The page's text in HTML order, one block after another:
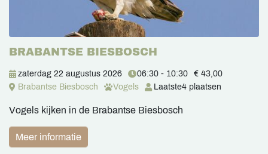
BRABANTSE BIESBOSCH
zaterdag 22 augustus 2026 06:30 - 10:30
€ 43,00
Brabantse Biesbosch
Vogels Laatste4 plaatsen
Vogels kijken in de Brabantse Biesbosch
Meer informatie